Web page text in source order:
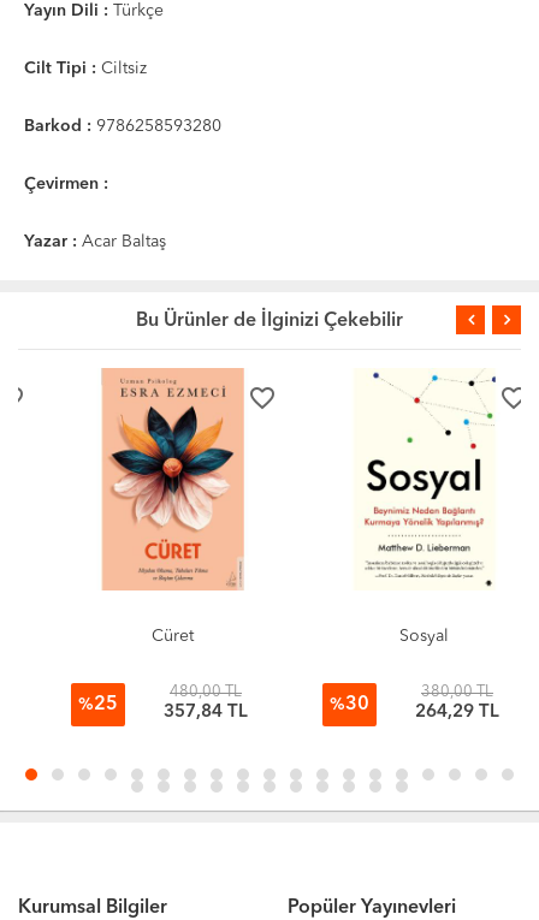
Yayın Dili : Türkçe
Cilt Tipi : Ciltsiz
Barkod : 9786258593280
Çevirmen :
Yazar : Acar Baltaş
Bu Ürünler de İlginizi Çekebilir
favorite_border
Cüret
25
480,00 TL
357,84 TL
favorite_border
Sosyal
30
380,00 TL
264,29 TL
Kurumsal Bilgiler Popüler Yayınevleri